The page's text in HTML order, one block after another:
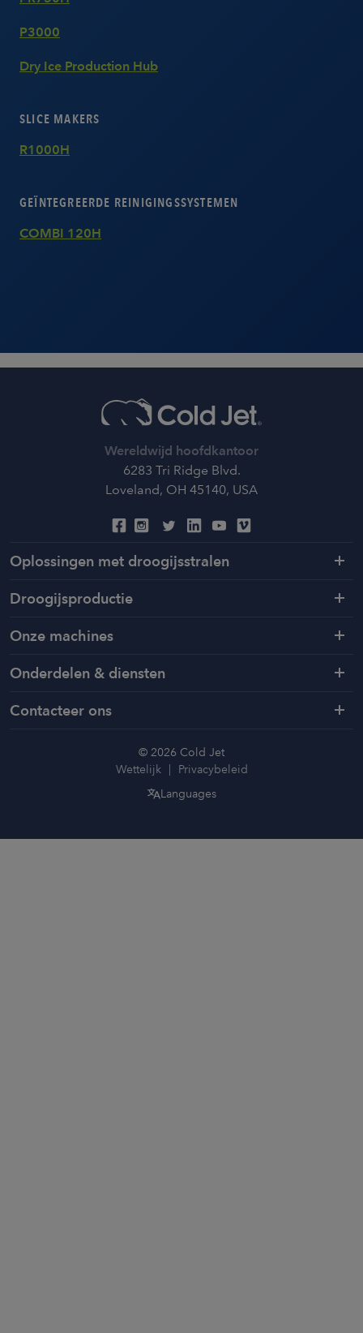
P3000
Dry Ice Production Hub
SLICE MAKERS
R1000H
GEÏNTEGREERDE REINIGINGSSYSTEMEN
COMBI 120H
Wereldwijd hoofdkantoor
6283 Tri Ridge Blvd.
Loveland, OH 45140, USA
Oplossingen met droogijsstralen
Droogijsproductie
Onze machines
Onderdelen & diensten
Contacteer ons
© 2026 Cold Jet
Wettelijk
Privacybeleid
Languages